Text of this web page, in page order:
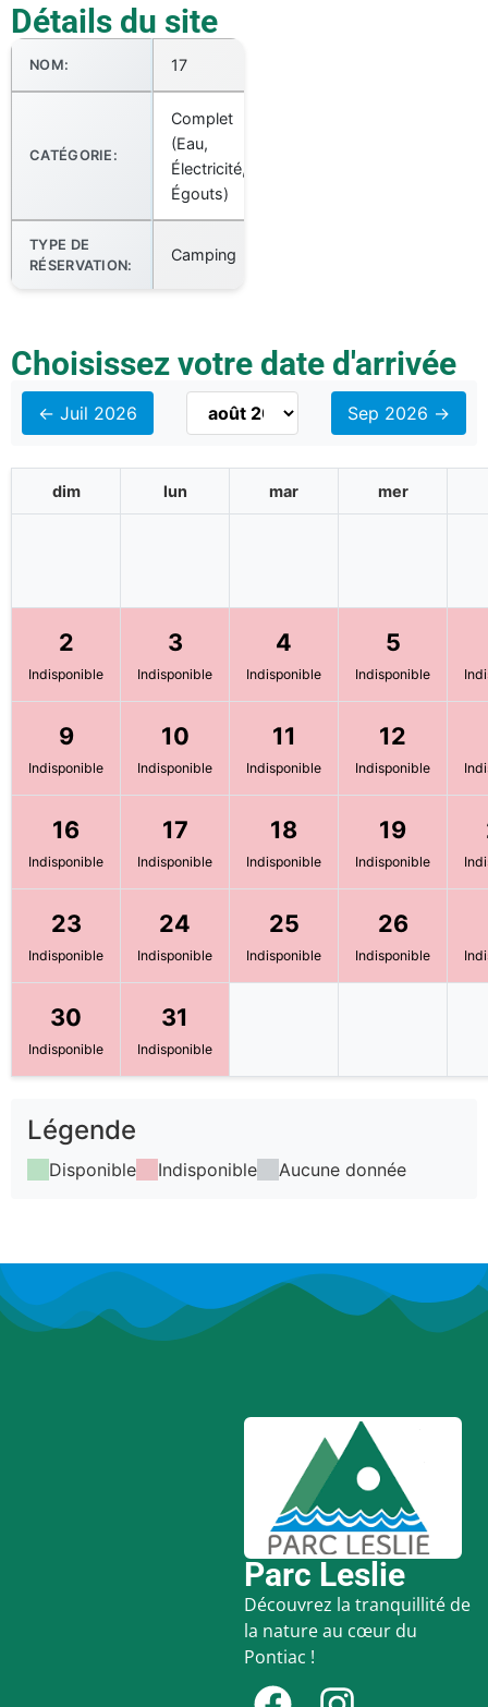
Détails du site
NOM: 17
CATÉGORIE:
Complet
(Eau,
Électricité,
Égouts)
TYPE DE
RÉSERVATION:
Camping
Choisissez votre date d'arrivée
← Juil 2026 Sep 2026 →
dim lun mar mer
2
Indisponible
3
Indisponible
4
Indisponible
5
Indisponible
9
Indisponible
10
Indisponible
11
Indisponible
12
Indisponible
16
Indisponible
17
Indisponible
18
Indisponible
19
Indisponible
23
Indisponible
24
Indisponible
25
Indisponible
26
Indisponible
30
Indisponible
31
Indisponible
Légende
Disponible Indisponible Aucune donnée
Parc Leslie
Découvrez la tranquillité de
la nature au cœur du
Pontiac !